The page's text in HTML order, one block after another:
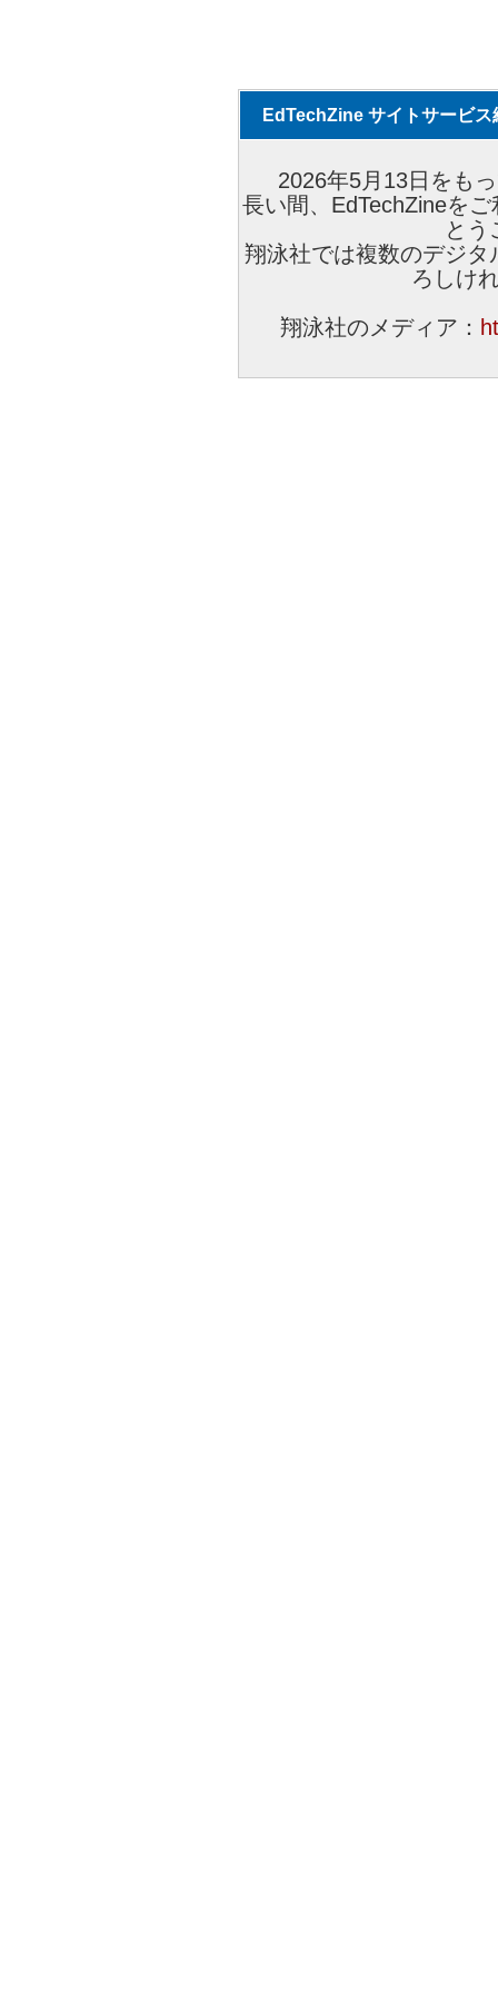
EdTechZine サイトサービス
2026年5月13日をも
長い間、EdTechZineを
とう
翔泳社では複数のデジ
ろしけ
翔泳社のメディア：